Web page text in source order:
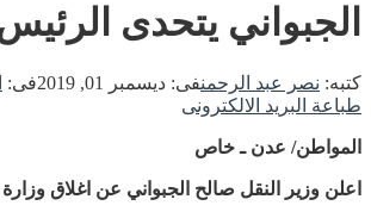
الجبواني يتحدى
كتبه: نصر عبد الرحمنفى: ديسمبر 01, 2019 فى:
طباعة البريد الالكترونى
المواطن/ عدن ـ خاص
اعلن وزير النقل صالح الجبواني عن اغلاق